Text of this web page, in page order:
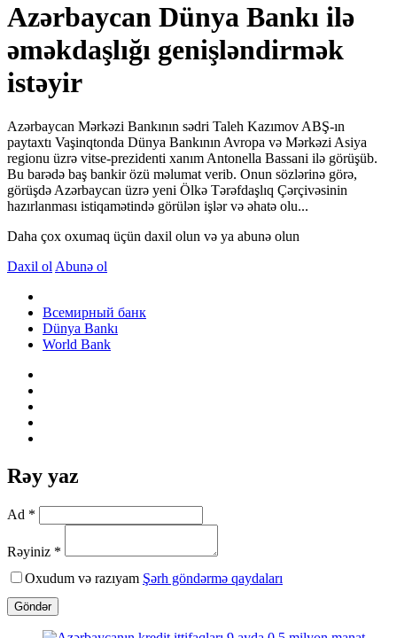
Azərbaycan Dünya Bankı ilə
əməkdaşlığı genişləndirmək
istəyir
Azərbaycan Mərkəzi Bankının sədri Taleh Kazımov ABŞ-ın
paytaxtı Vaşinqtonda Dünya Bankının Avropa və Mərkəzi Asiya
regionu üzrə vitse-prezidenti xanım Antonella Bassani ilə görüşüb.
Bu barədə baş bankir özü məlumat verib. Onun sözlərinə görə,
görüşdə Azərbaycan üzrə yeni Ölkə Tərəfdaşlıq Çərçivəsinin
hazırlanması istiqamətində görülən işlər və əhatə olu...
Daha çox oxumaq üçün daxil olun və ya abunə olun
Daxil ol Abunə ol
Всемирный банк
Dünya Bankı
World Bank
Rəy yaz
Ad *
Rəyiniz *
Oxudum və razıyam Şərh göndərmə qaydaları
Göndər